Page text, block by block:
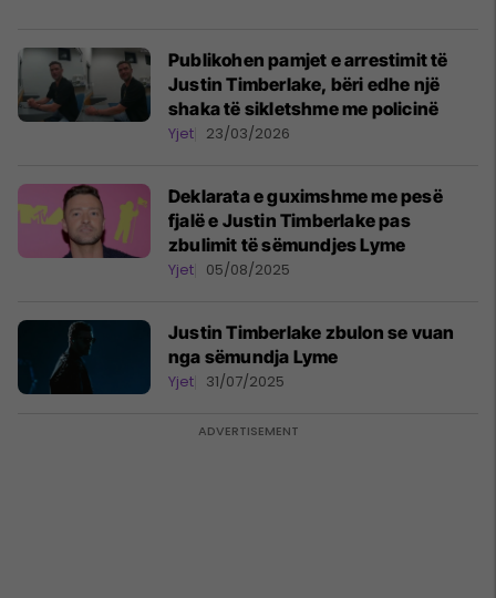
Publikohen pamjet e arrestimit të
Justin Timberlake, bëri edhe një
shaka të sikletshme me policinë
Yjet 23/03/2026
Deklarata e guximshme me pesë
fjalë e Justin Timberlake pas
zbulimit të sëmundjes Lyme
Yjet 05/08/2025
Justin Timberlake zbulon se vuan
nga sëmundja Lyme
Yjet 31/07/2025